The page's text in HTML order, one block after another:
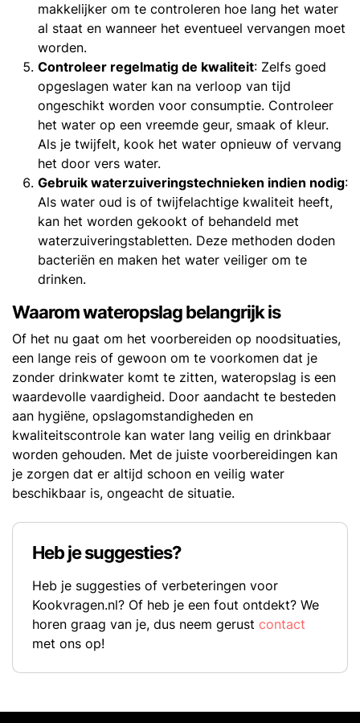
makkelijker om te controleren hoe lang het water
al staat en wanneer het eventueel vervangen moet
worden.
Controleer regelmatig de kwaliteit: Zelfs goed
opgeslagen water kan na verloop van tijd
ongeschikt worden voor consumptie. Controleer
het water op een vreemde geur, smaak of kleur.
Als je twijfelt, kook het water opnieuw of vervang
het door vers water.
Gebruik waterzuiveringstechnieken indien nodig:
Als water oud is of twijfelachtige kwaliteit heeft,
kan het worden gekookt of behandeld met
waterzuiveringstabletten. Deze methoden doden
bacteriën en maken het water veiliger om te
drinken.
Waarom wateropslag belangrijk is
Of het nu gaat om het voorbereiden op noodsituaties,
een lange reis of gewoon om te voorkomen dat je
zonder drinkwater komt te zitten, wateropslag is een
waardevolle vaardigheid. Door aandacht te besteden
aan hygiëne, opslagomstandigheden en
kwaliteitscontrole kan water lang veilig en drinkbaar
worden gehouden. Met de juiste voorbereidingen kan
je zorgen dat er altijd schoon en veilig water
beschikbaar is, ongeacht de situatie.
Heb je suggesties?
Heb je suggesties of verbeteringen voor
Kookvragen.nl? Of heb je een fout ontdekt? We
horen graag van je, dus neem gerust contact
met ons op!